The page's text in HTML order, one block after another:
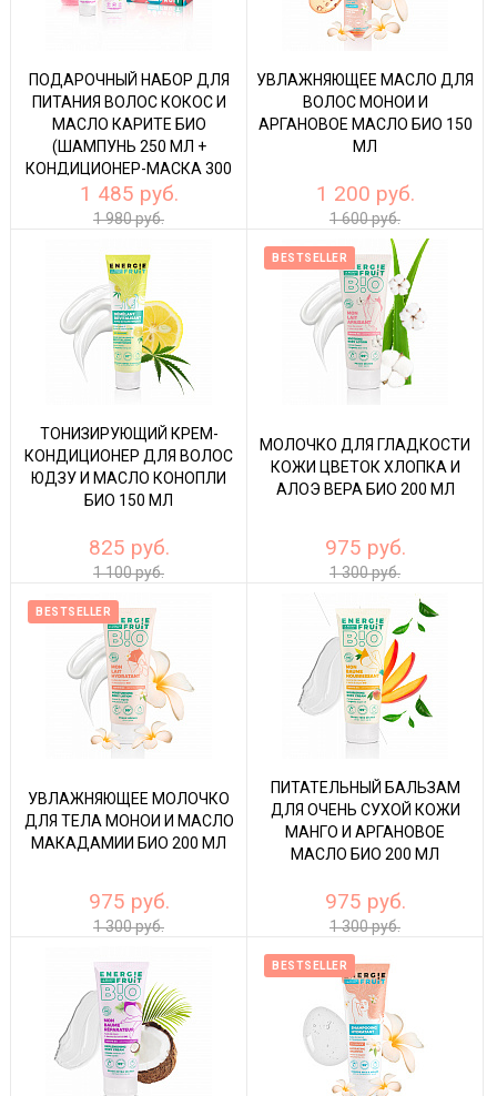
ПОДАРОЧНЫЙ НАБОР ДЛЯ
ПИТАНИЯ ВОЛОС КОКОС И
МАСЛО КАРИТЕ БИО
(ШАМПУНЬ 250 МЛ +
КОНДИЦИОНЕР-МАСКА 300
МЛ)
1 485 руб.
1 980 руб.
УВЛАЖНЯЮЩЕЕ МАСЛО ДЛЯ
ВОЛОС МОНОИ И
АРГАНОВОЕ МАСЛО БИО 150
МЛ
1 200 руб.
1 600 руб.
ТОНИЗИРУЮЩИЙ КРЕМ-
КОНДИЦИОНЕР ДЛЯ ВОЛОС
ЮДЗУ И МАСЛО КОНОПЛИ
БИО 150 МЛ
825 руб.
1 100 руб.
BESTSELLER
МОЛОЧКО ДЛЯ ГЛАДКОСТИ
КОЖИ ЦВЕТОК ХЛОПКА И
АЛОЭ ВЕРА БИО 200 МЛ
975 руб.
1 300 руб.
BESTSELLER
УВЛАЖНЯЮЩЕЕ МОЛОЧКО
ДЛЯ ТЕЛА МОНОИ И МАСЛО
МАКАДАМИИ БИО 200 МЛ
975 руб.
1 300 руб.
ПИТАТЕЛЬНЫЙ БАЛЬЗАМ
ДЛЯ ОЧЕНЬ СУХОЙ КОЖИ
МАНГО И АРГАНОВОЕ
МАСЛО БИО 200 МЛ
975 руб.
1 300 руб.
BESTSELLER